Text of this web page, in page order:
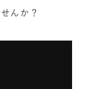
んか？